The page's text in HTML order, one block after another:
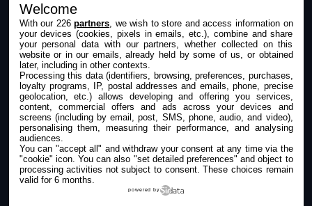
Apple TV
IPHONEADDICT
Actualité Apple
Archives keynotes
Contact
À propos
KultureGeek
Welcome
With our 226partners , we wish to store and access information on
your devices (cookies, pixels in emails, etc.), combine and share
your personal data with our partners, whether collected on this
website or in our emails, already held by some of us, or obtained
later, including in other contexts.
Processing this data (identifiers, browsing, preferences, purchases,
loyalty programs, IP, postal addresses and emails, phone, precise
geolocation, etc.) allows developing and offering you services,
content, commercial offers and ads across your devices and
screens (including by email, post, SMS, phone, audio, and video),
personalising them, measuring their performance, and analysing
audiences.
You can "accept all" and withdraw your consent at any time via the
"cookie" icon. You can also "set detailed preferences" and object to
processing activities not subject to consent. These choices remain
valid for 6 months.
powered by